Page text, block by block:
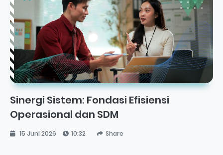
Sinergi Sistem: Fondasi Efisiensi
Operasional dan SDM
15 Juni 2026 10:32 Share